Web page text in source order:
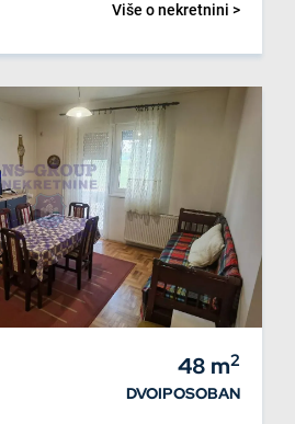
Više o nekretnini >
48 m2
DVOIPOSOBAN